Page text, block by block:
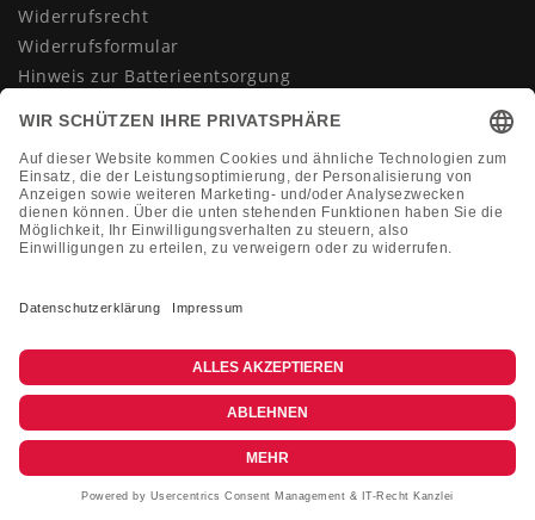
Widerrufsrecht
Widerrufsformular
Hinweis zur Batterieentsorgung
Datenschutzerklärung
Impressum
Vertrag widerrufen
KONTAKT
Montag-Freitag 10:00-18:00 Uhr
+49 (0)2133 210433
shop@dienadel.de
Kieler Str. 18 - 41540 Dormagen
Soziale Verantwortung